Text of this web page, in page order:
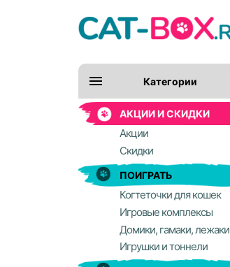
Категории
АКЦИИ И СКИДКИ
Акции
Скидки
ПОИГРАТЬ
Когтеточки для кошек
Игровые комплексы
Домики, гамаки, лежаки
Игрушки и тоннели